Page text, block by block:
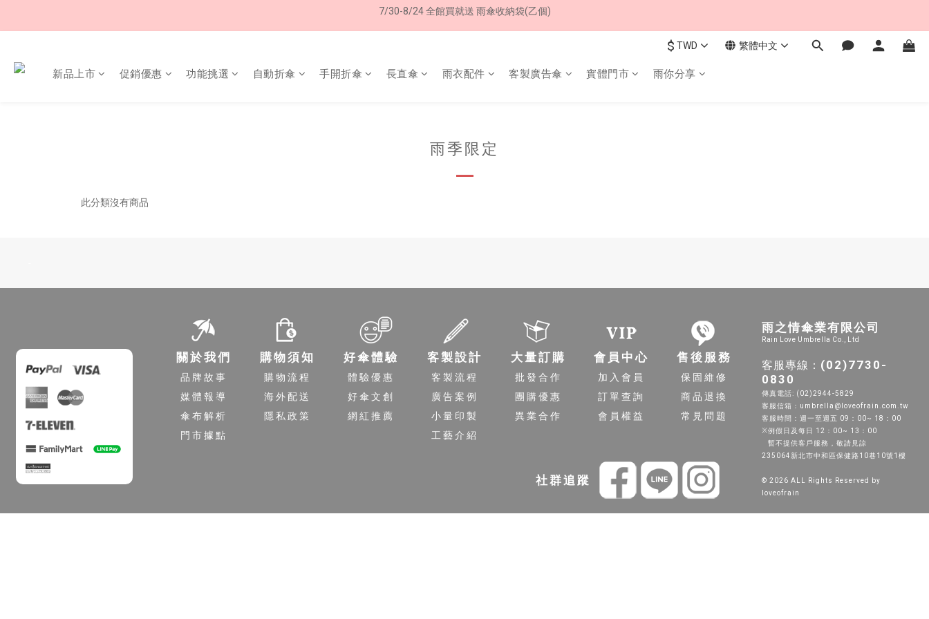
加入LINE好友➤領購物金50元 (現領現用)
7/30-8/24 全館買就送 雨傘收納袋(乙個)
$ TWD 繁體中文
新品上市 促銷優惠 功能挑選 自動折傘 手開折傘 長直傘 雨衣配件 客製廣告傘 實體門市 雨你分享
雨季限定
此分類沒有商品
關於我們
品牌故事
媒體報導
傘布解析
門市據點
購物須知
購物流程
海外配送
隱私政策
好傘體驗
體驗優惠
好傘文創
網紅推薦
客製設計
客製流程
廣告案例
小量印製
工藝介紹
大量訂購
批發合作
團購優惠
異業合作
會員中心
加入會員
訂單查詢
會員權益
售後服務
保固維修
商品退換
常見問題
社群追蹤
雨之情傘業有限公司
Rain Love Umbrella Co., Ltd
客服專線： (02)7730-
0830
傳真電話: (02)2944-5829
客服信箱：umbrella@loveofrain.com.tw
客服時間：週一至週五 09：00~ 18：00
※例假日及每日 12：00~ 13：00
暫不提供客戶服務，敬請見諒
235064新北市中和區保健路10巷10號1樓
© 2026 ALL Rights Reserved by
loveofrain